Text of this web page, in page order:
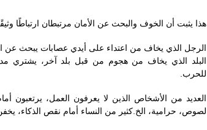
هذا يثبت أن الخوف والبحث عن الأمان مرتبطان ارتباطًا
الرجل الذي يخاف من اعتداء على أيدي عصابات يبحث عن
البلد الذي يخاف من هجوم من قبل بلد آخر، يشتري
للحرب.
العديد من الأشخاص الذين لا يعرفون العمل، يرتعبون
لصوص، حرامية، الخ. كثير من النساء أمام نقص الذكاء،